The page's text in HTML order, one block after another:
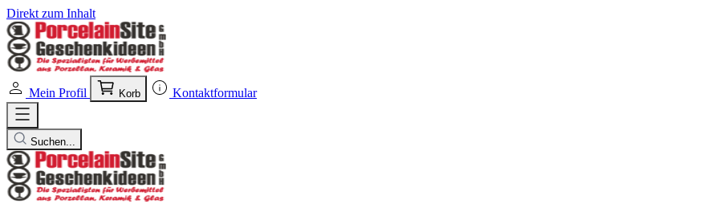
Direkt zum Inhalt
Mein Profil Korb Kontaktformular
Suchen...